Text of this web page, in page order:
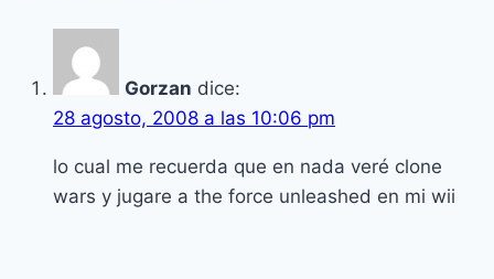
Gorzan dice:
28 agosto, 2008 a las 10:06 pm
lo cual me recuerda que en nada veré clone
wars y jugare a the force unleashed en mi wii